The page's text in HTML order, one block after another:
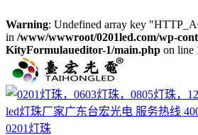
Warning: Undefined array key
in /www/wwwroot/0201led.com/wp-
KityFormulaueditor-1/main.php on line
0201灯珠